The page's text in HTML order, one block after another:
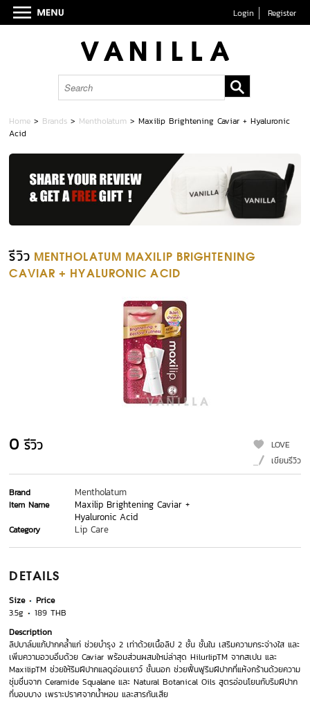
Login Register
Home > Brands > Mentholatum >Maxilip Brightening Caviar + Hyaluronic
Acid
รีวิว MENTHOLATUM MAXILIP BRIGHTENING
CAVIAR + HYALURONIC ACID
0 รีวิว
LOVE
เขียนรีวิว
Brand Mentholatum
Item Name
Maxilip Brightening Caviar +
Hyaluronic Acid
Category Lip Care
DETAILS
Size
Price
3.5g
189 THB
Description
ลิปบาล์มแก้ปากคล้ำแก่ ช่วยบำรุง 2 เท่าด้วยเนื้อลิป 2 ชั้น ชั้นใน เสริมความกระจ่างใส และ
เพิ่มความอวบอิ่มด้วย Caviar พร้อมส่วนผสมใหม่ล่าสุด HilurlipTM จากสเปน และ
MaxilipTM ช่วยให้ริมฝีปากแลดูอ่อนเยาว์ ชั้นนอก ช่วยฟื้นฟูริมฝีปากที่แห้งกร้านด้วยความ
ชุ่มชื่นจาก Ceramide Squalane และ Natural Botanical Oils สูตรอ่อนโยนกับริมฝีปาก
ที่บอบบาง เพราะปราศจากน้ำหอม และสารกันเสีย